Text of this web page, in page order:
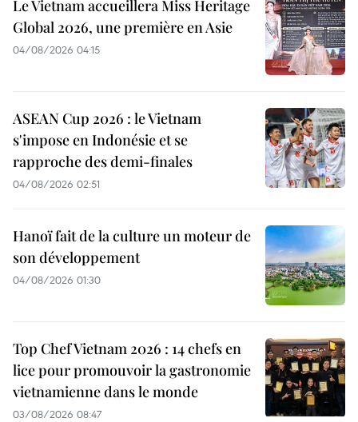
Le Vietnam accueillera Miss Heritage
Global 2026, une première en Asie
04/08/2026 04:15
ASEAN Cup 2026 : le Vietnam
s'impose en Indonésie et se
rapproche des demi-finales
04/08/2026 02:51
Hanoï fait de la culture un moteur de
son développement
04/08/2026 01:30
Top Chef Vietnam 2026 : 14 chefs en
lice pour promouvoir la gastronomie
vietnamienne dans le monde
03/08/2026 08:47